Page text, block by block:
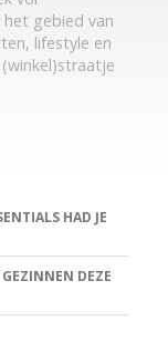
gebied van
lifestyle en
HAD JE
DEZE